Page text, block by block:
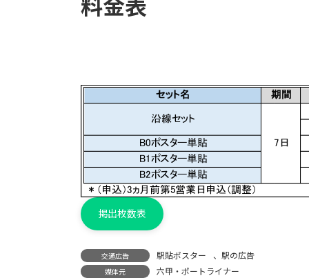
掲出枚数表
交通広告 駅貼ポスター 、 駅の広告
媒体元 六甲・ポートライナー